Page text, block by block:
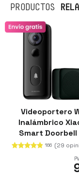
PRODUCTOS
Videoportero
Inalámbrico
Smart Doorbell
166 (29